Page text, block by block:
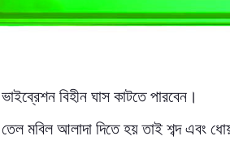
ভাইব্রেশন বিহীন ঘাস কাটতে পারবেন।
তেল মবিল আলাদা দিতে হয় তাই শব্দ এবং